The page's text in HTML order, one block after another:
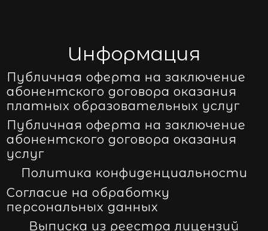
Информация
Публичная оферта на заключение
абонентского договора оказания
платных образовательных услуг
Публичная оферта на заключение
абонентского договора оказания
услуг
Политика конфиденциальности
Согласие на обработку
персональных данных
Выписка из реестра лицензий